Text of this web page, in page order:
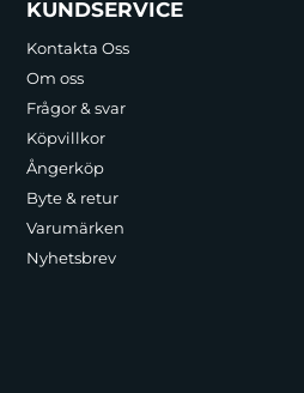
Sidfot Blandad
KUNDSERVICE
Kontakta Oss
Om oss
Frågor & svar
Köpvillkor
Ångerköp
Byte & retur
Varumärken
Nyhetsbrev